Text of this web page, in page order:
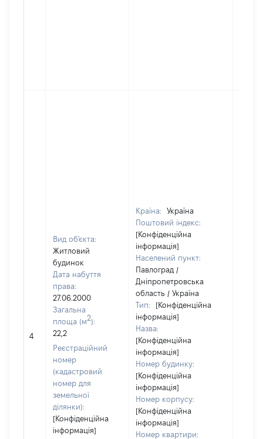
4
Вид об'єкта:
Житловий
будинок
Дата набуття
права:
27.06.2000
Загальна
площа (м2):
22,2
Реєстраційний
номер
(кадастровий
номер для
земельної
ділянки):
[Конфіденційна
інформація]
Країна:
Україна
Поштовий індекс:
[Конфіденційна
інформація]
Населений пункт:
Павлоград /
Дніпропетровська
область / Україна
Тип:
[Конфіденційна
інформація]
Назва:
[Конфіденційна
інформація]
Номер будинку:
[Конфіденційна
інформація]
Номер корпусу:
[Конфіденційна
інформація]
Номер квартири: